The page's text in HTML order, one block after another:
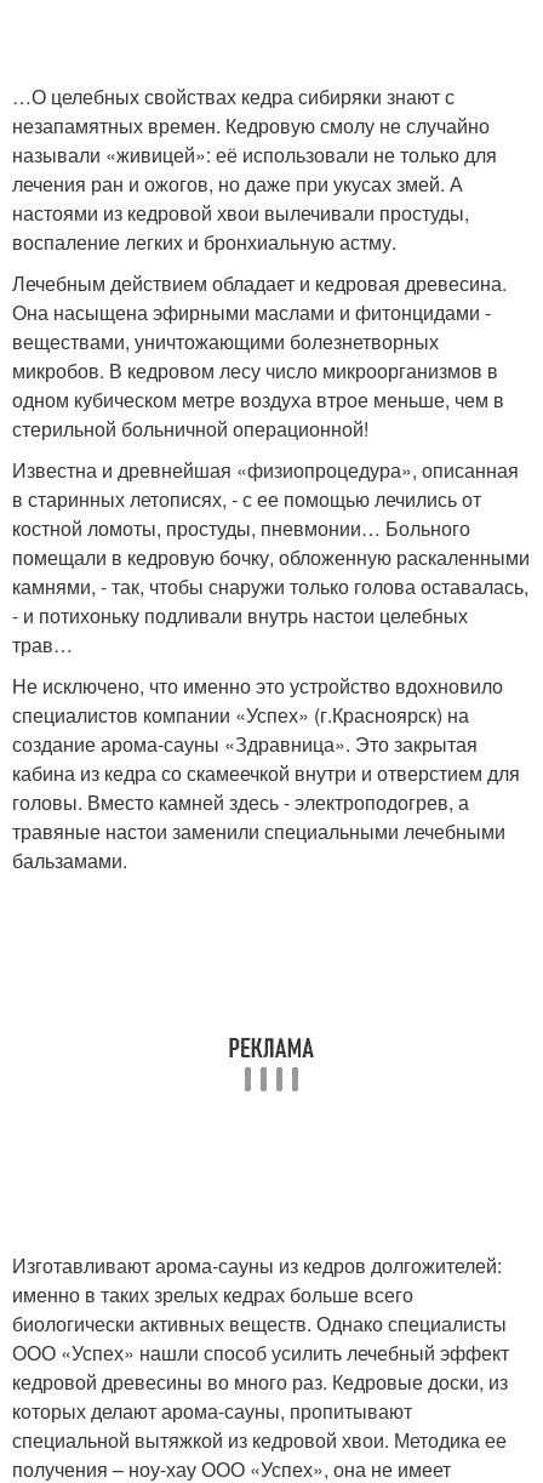
…О целебных свойствах кедра сибиряки знают с
незапамятных времен. Кедровую смолу не случайно
называли «живицей»: её использовали не только для
лечения ран и ожогов, но даже при укусах змей. А
настоями из кедровой хвои вылечивали простуды,
воспаление легких и бронхиальную астму.
Лечебным действием обладает и кедровая древесина.
Она насыщена эфирными маслами и фитонцидами -
веществами, уничтожающими болезнетворных
микробов. В кедровом лесу число микроорганизмов в
одном кубическом метре воздуха втрое меньше, чем в
стерильной больничной операционной!
Известна и древнейшая «физиопроцедура», описанная
в старинных летописях, - с ее помощью лечились от
костной ломоты, простуды, пневмонии… Больного
помещали в кедровую бочку, обложенную раскаленными
камнями, - так, чтобы снаружи только голова оставалась,
- и потихоньку подливали внутрь настои целебных
трав…
Не исключено, что именно это устройство вдохновило
специалистов компании «Успех» (г.Красноярск) на
создание арома-сауны «Здравница». Это закрытая
кабина из кедра со скамеечкой внутри и отверстием для
головы. Вместо камней здесь - электроподогрев, а
травяные настои заменили специальными лечебными
бальзамами.
Изготавливают арома-сауны из кедров долгожителей:
именно в таких зрелых кедрах больше всего
биологически активных веществ. Однако специалисты
ООО «Успех» нашли способ усилить лечебный эффект
кедровой древесины во много раз. Кедровые доски, из
которых делают арома-сауны, пропитывают
специальной вытяжкой из кедровой хвои. Методика ее
получения – ноу-хау ООО «Успех», она не имеет